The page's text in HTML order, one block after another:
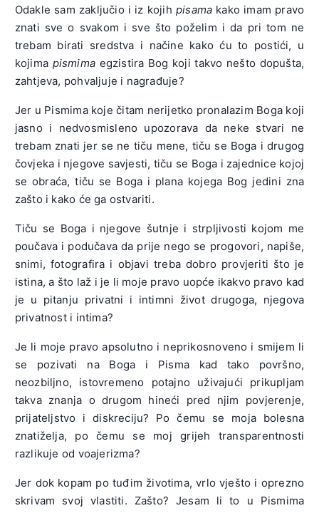
Odakle sam zaključio i iz kojih pisama kako imam pravo
znati sve o svakom i sve što poželim i da pri tom ne
trebam birati sredstva i načine kako ću to postići, u
kojima pismima egzistira Bog koji takvo nešto dopušta,
zahtjeva, pohvaljuje i nagrađuje?
Jer u Pismima koje čitam nerijetko pronalazim Boga koji
jasno i nedvosmisleno upozorava da neke stvari ne
trebam znati jer se ne tiču mene, tiču se Boga i drugog
čovjeka i njegove savjesti, tiču se Boga i zajednice kojoj
se obraća, tiču se Boga i plana kojega Bog jedini zna
zašto i kako će ga ostvariti.
Tiču se Boga i njegove šutnje i strpljivosti kojom me
poučava i podučava da prije nego se progovori, napiše,
snimi, fotografira i objavi treba dobro provjeriti što je
istina, a što laž i je li moje pravo uopće ikakvo pravo kad
je u pitanju privatni i intimni život drugoga, njegova
privatnost i intima?
Je li moje pravo apsolutno i neprikosnoveno i smijem li
se pozivati na Boga i Pisma kad tako površno,
neozbiljno, istovremeno potajno uživajući prikupljam
takva znanja o drugom hineći pred njim povjerenje,
prijateljstvo i diskreciju? Po čemu se moja bolesna
znatiželja, po čemu se moj grijeh transparentnosti
razlikuje od voajerizma?
Jer dok kopam po tuđim životima, vrlo vješto i oprezno
skrivam svoj vlastiti. Zašto? Jesam li to u Pismima